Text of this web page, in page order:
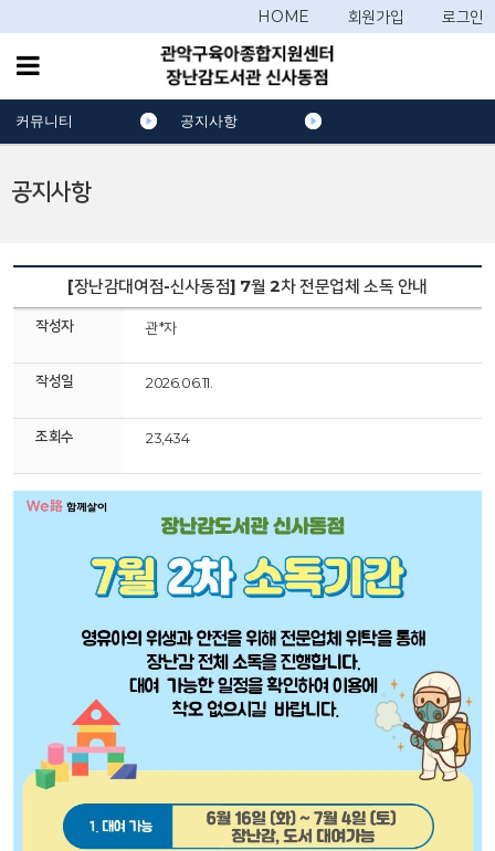
HOME 회원가입 로그인
공지사항
커뮤니티 공지사항
[장난감대여점-신사동점] 7월 2차 전문업체 소독 안내
작성자 관*자
작성일 2026.06.11.
조회수 23,434